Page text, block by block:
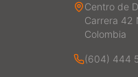
Centro de
Carrera 42
Colombia
(604) 444